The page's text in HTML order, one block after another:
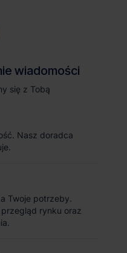
wiadomości
się z Tobą
Nasz doradca
Twoje potrzeby.
rynku oraz
od tego, na jakim etapie
Napisz do nas!
wiadomości
się z Tobą
Nasz doradca
Twoje potrzeby.
rynku oraz